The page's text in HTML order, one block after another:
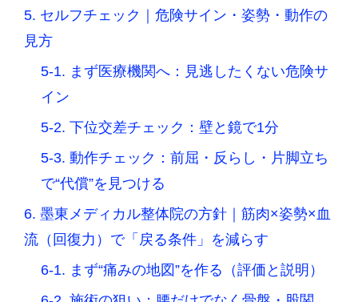
5. セルフチェック｜危険サイン・姿勢・動作の
見方
5-1. まず医療機関へ：見逃したくない危険サ
イン
5-2. 下位交差チェック：壁と鏡で1分
5-3. 動作チェック：前屈・反らし・片脚立ち
で“代償”を見つける
6. 墨東メディカル整体院の方針｜筋肉×姿勢×血
流（回復力）で「戻る条件」を減らす
6-1. まず“痛みの地図”を作る（評価と説明）